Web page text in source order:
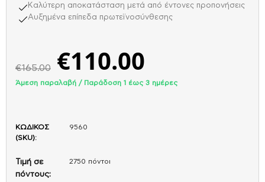
Καλύτερη αποκατάσταση μετά από έντονες προπονήσεις
Αυξημένα επίπεδα πρωτεϊνοσύνθεσης
€165.00 €110.00
Άμεση παραλαβή / Παράδoση 1 έως 3 ημέρες
ΚΩΔΙΚΟΣ
(SKU):
9560
Τιμή σε
πόντους:
2750 πόντοι